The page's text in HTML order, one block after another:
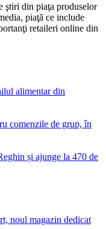
ştiri din piaţa produselor
piaţă ce include
retaileri online din
alimentar din
comenzile de grup, în
și ajunge la 470 de
noul magazin dedicat